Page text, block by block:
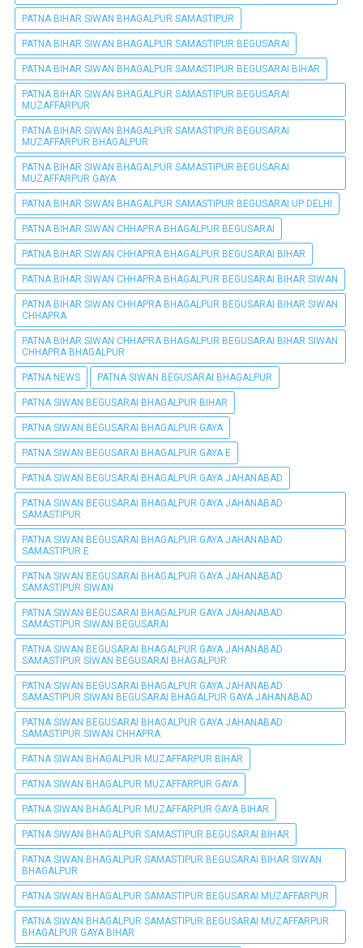
PATNA BIHAR SIWAN BHAGALPUR SAMASTIPUR
PATNA BIHAR SIWAN BHAGALPUR SAMASTIPUR BEGUSARAI
PATNA BIHAR SIWAN BHAGALPUR SAMASTIPUR BEGUSARAI BIHAR
PATNA BIHAR SIWAN BHAGALPUR SAMASTIPUR BEGUSARAI
MUZAFFARPUR
PATNA BIHAR SIWAN BHAGALPUR SAMASTIPUR BEGUSARAI
MUZAFFARPUR BHAGALPUR
PATNA BIHAR SIWAN BHAGALPUR SAMASTIPUR BEGUSARAI
MUZAFFARPUR GAYA
PATNA BIHAR SIWAN BHAGALPUR SAMASTIPUR BEGUSARAI UP DELHI
PATNA BIHAR SIWAN CHHAPRA BHAGALPUR BEGUSARAI
PATNA BIHAR SIWAN CHHAPRA BHAGALPUR BEGUSARAI BIHAR
PATNA BIHAR SIWAN CHHAPRA BHAGALPUR BEGUSARAI BIHAR SIWAN
PATNA BIHAR SIWAN CHHAPRA BHAGALPUR BEGUSARAI BIHAR SIWAN
CHHAPRA
PATNA BIHAR SIWAN CHHAPRA BHAGALPUR BEGUSARAI BIHAR SIWAN
CHHAPRA BHAGALPUR
PATNA NEWS PATNA SIWAN BEGUSARAI BHAGALPUR
PATNA SIWAN BEGUSARAI BHAGALPUR BIHAR
PATNA SIWAN BEGUSARAI BHAGALPUR GAYA
PATNA SIWAN BEGUSARAI BHAGALPUR GAYA E
PATNA SIWAN BEGUSARAI BHAGALPUR GAYA JAHANABAD
PATNA SIWAN BEGUSARAI BHAGALPUR GAYA JAHANABAD
SAMASTIPUR
PATNA SIWAN BEGUSARAI BHAGALPUR GAYA JAHANABAD
SAMASTIPUR E
PATNA SIWAN BEGUSARAI BHAGALPUR GAYA JAHANABAD
SAMASTIPUR SIWAN
PATNA SIWAN BEGUSARAI BHAGALPUR GAYA JAHANABAD
SAMASTIPUR SIWAN BEGUSARAI
PATNA SIWAN BEGUSARAI BHAGALPUR GAYA JAHANABAD
SAMASTIPUR SIWAN BEGUSARAI BHAGALPUR
PATNA SIWAN BEGUSARAI BHAGALPUR GAYA JAHANABAD
SAMASTIPUR SIWAN BEGUSARAI BHAGALPUR GAYA JAHANABAD
PATNA SIWAN BEGUSARAI BHAGALPUR GAYA JAHANABAD
SAMASTIPUR SIWAN CHHAPRA
PATNA SIWAN BHAGALPUR MUZAFFARPUR BIHAR
PATNA SIWAN BHAGALPUR MUZAFFARPUR GAYA
PATNA SIWAN BHAGALPUR MUZAFFARPUR GAYA BIHAR
PATNA SIWAN BHAGALPUR SAMASTIPUR BEGUSARAI BIHAR
PATNA SIWAN BHAGALPUR SAMASTIPUR BEGUSARAI BIHAR SIWAN
BHAGALPUR
PATNA SIWAN BHAGALPUR SAMASTIPUR BEGUSARAI MUZAFFARPUR
PATNA SIWAN BHAGALPUR SAMASTIPUR BEGUSARAI MUZAFFARPUR
BHAGALPUR GAYA BIHAR